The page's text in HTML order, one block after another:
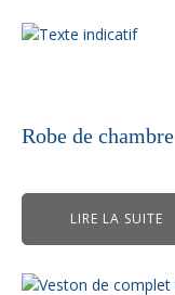
Robe de chambre
LIRE LA SUITE
Ce